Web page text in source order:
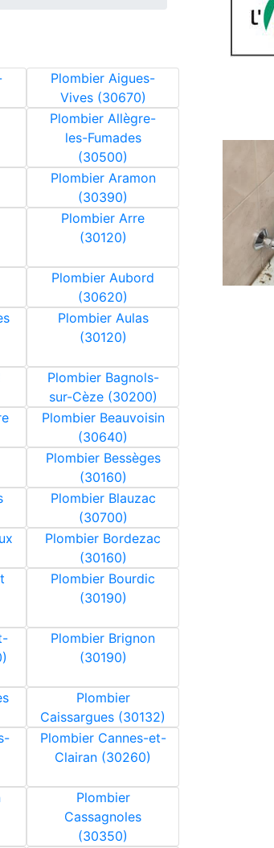
Plombier Aigues-
Vives (30670)
Plombier Allègre-
les-Fumades
(30500)
Plombier Aramon
(30390)
Plombier Arre
(30120)
Plombier Aubord
(30620)
Plombier Aulas
(30120)
Plombier Bagnols-
sur-Cèze (30200)
Plombier Beauvoisin
(30640)
Plombier Bessèges
(30160)
Plombier Blauzac
(30700)
Plombier Bordezac
(30160)
Plombier Bourdic
(30190)
Plombier Brignon
(30190)
Plombier
Caissargues (30132)
Plombier Cannes-et-
Clairan (30260)
Plombier
Cassagnoles
(30350)